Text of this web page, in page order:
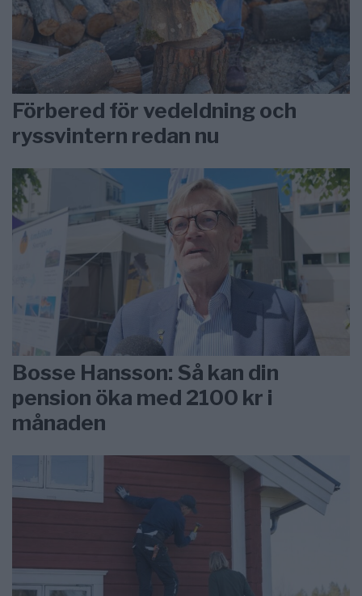
Förbered för vedeldning och
ryssvintern redan nu
Bosse Hansson: Så kan din
pension öka med 2100 kr i
månaden